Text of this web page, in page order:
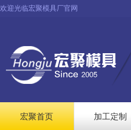
欢迎光临宏聚模具厂官网
宏聚首页 加工定制